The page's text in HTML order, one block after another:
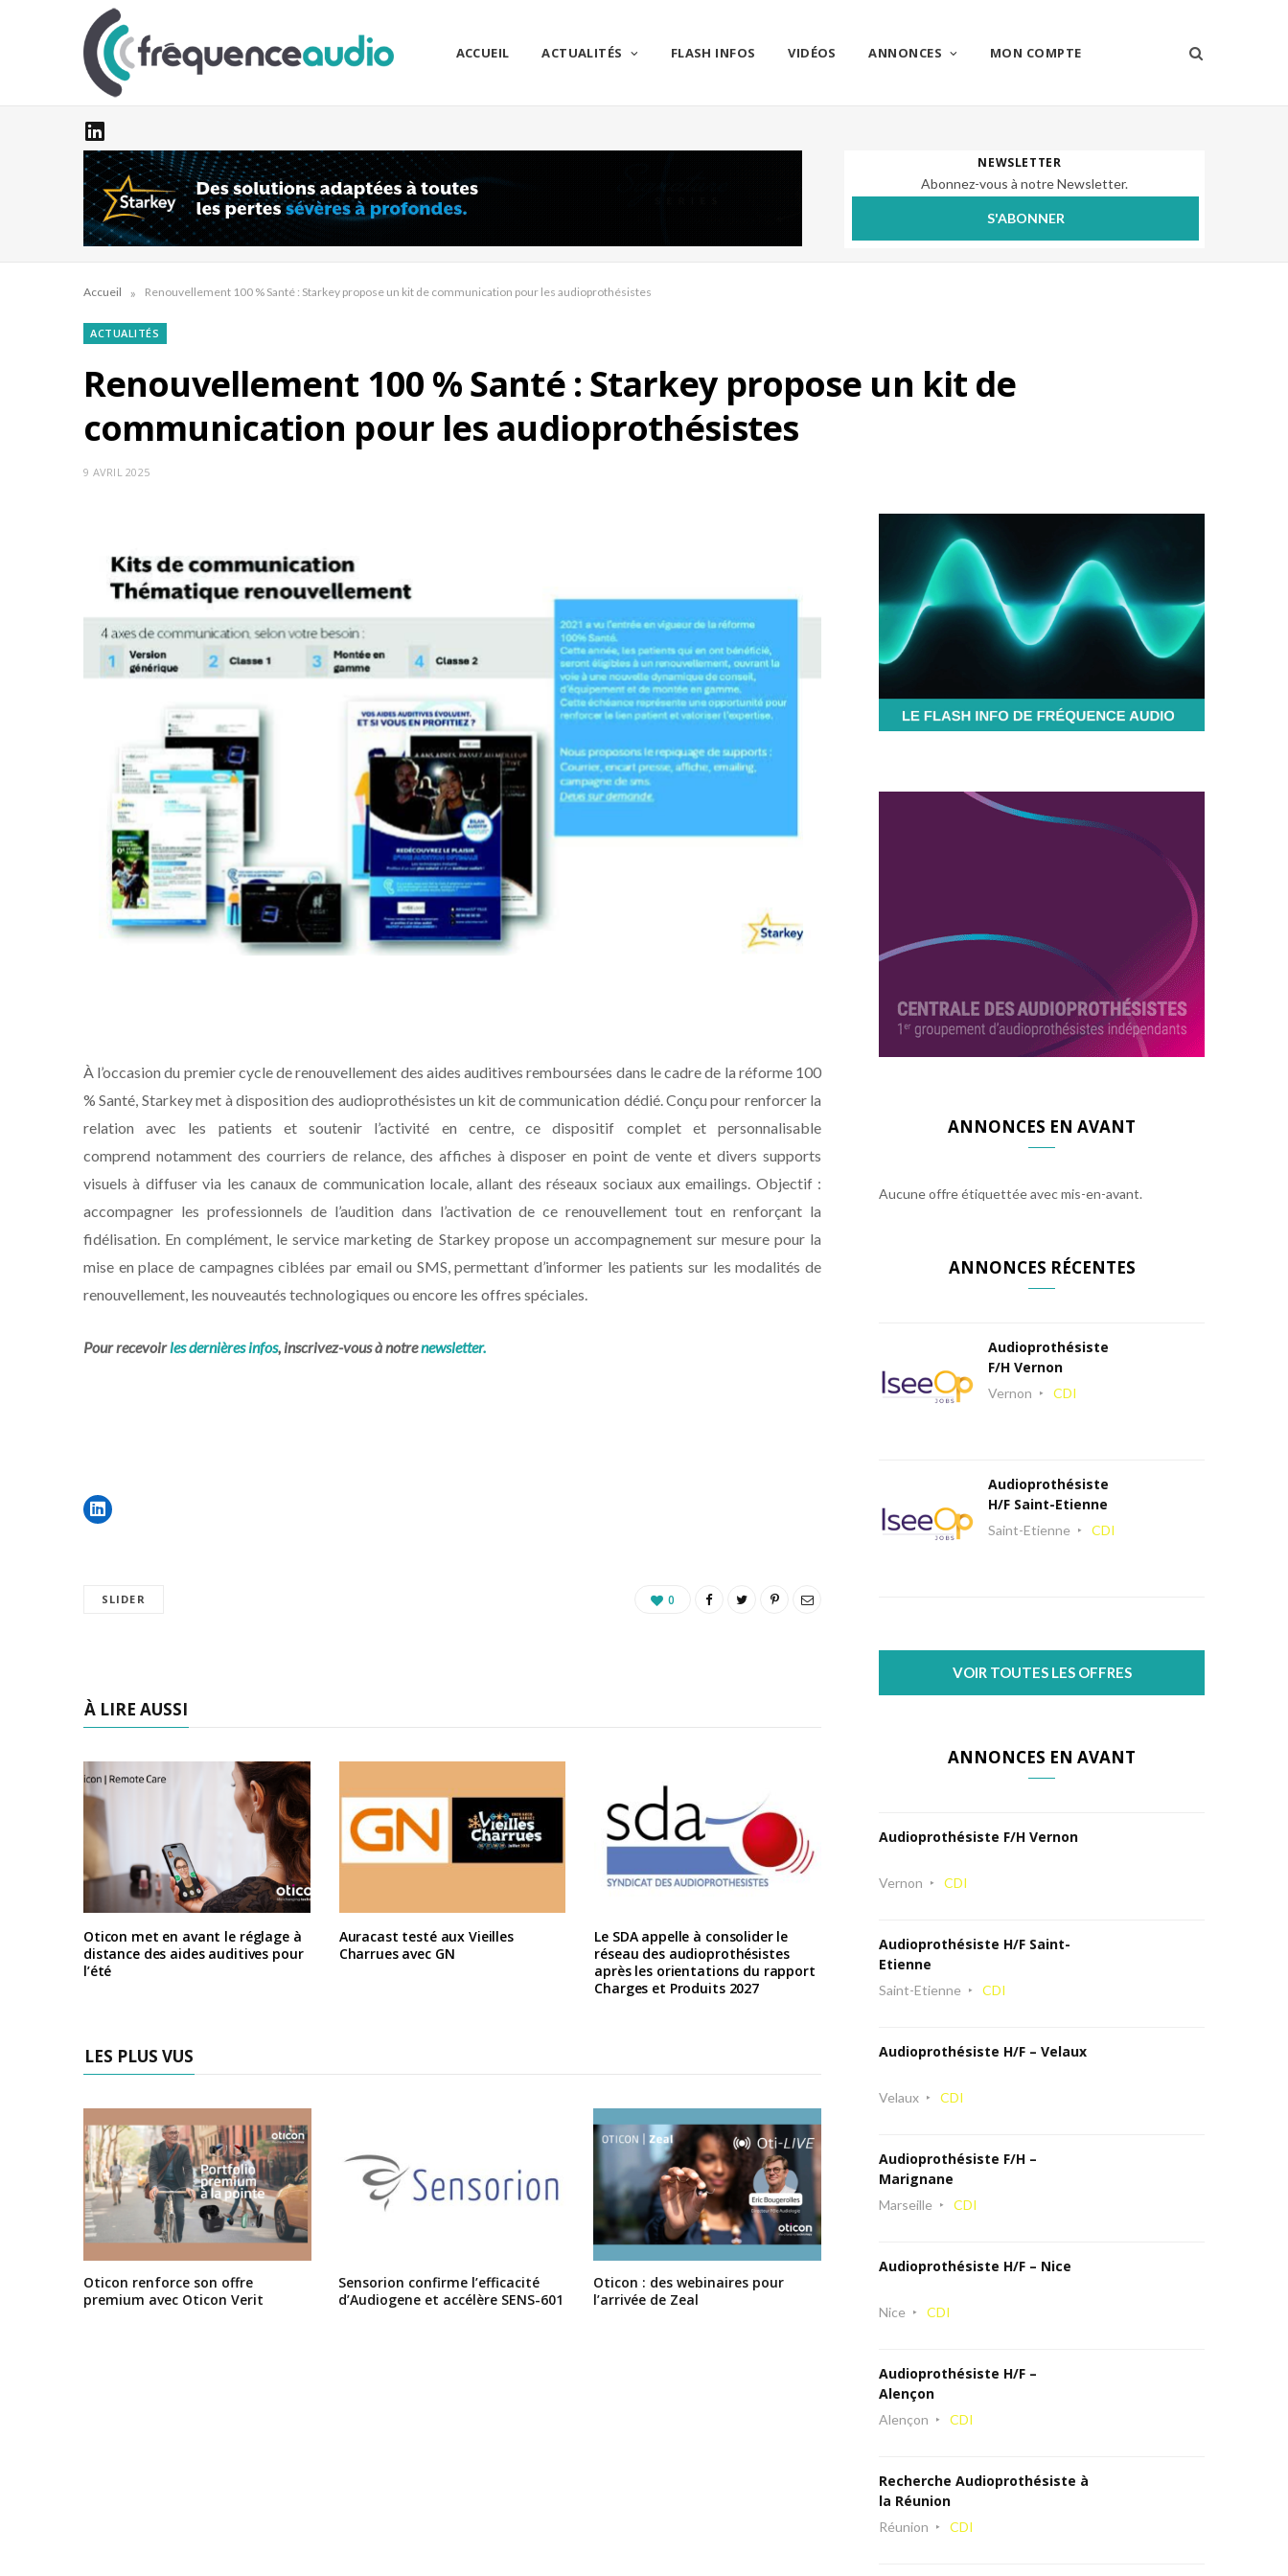
ACCUEIL ACTUALITÉS FLASH INFOS VIDÉOS ANNONCES MON COMPTE
NEWSLETTER
Abonnez-vous à notre Newsletter.
S'ABONNER
Accueil » Renouvellement 100 % Santé : Starkey propose un kit de communication pour les audioprothésistes
ACTUALITÉS
Renouvellement 100 % Santé : Starkey propose un kit de
communication pour les audioprothésistes
9 AVRIL 2025
À l’occasion du premier cycle de renouvellement des aides auditives remboursées dans le cadre de la réforme 100
% Santé, Starkey met à disposition des audioprothésistes un kit de communication dédié. Conçu pour renforcer la
relation avec les patients et soutenir l’activité en centre, ce dispositif complet et personnalisable
comprend notamment des courriers de relance, des affiches à disposer en point de vente et divers supports
visuels à diffuser via les canaux de communication locale, allant des réseaux sociaux aux emailings. Objectif :
accompagner les professionnels de l’audition dans l’activation de ce renouvellement tout en renforçant la
fidélisation. En complément, le service marketing de Starkey propose un accompagnement sur mesure pour la
mise en place de campagnes ciblées par email ou SMS, permettant d’informer les patients sur les modalités de
renouvellement, les nouveautés technologiques ou encore les offres spéciales.
Pour recevoirles dernières infos, inscrivez-vous à notrenewsletter.
SLIDER 0
À LIRE AUSSI
Oticon met en avant le réglage à
distance des aides auditives pour
l’été
Auracast testé aux Vieilles
Charrues avec GN
Le SDA appelle à consolider le
réseau des audioprothésistes
après les orientations du rapport
Charges et Produits 2027
LES PLUS VUS
Oticon renforce son offre
premium avec Oticon Verit
Sensorion confirme l’efficacité
d’Audiogene et accélère SENS-601
Oticon : des webinaires pour
l’arrivée de Zeal
ANNONCES EN AVANT
Aucune offre étiquettée avec mis-en-avant.
ANNONCES RÉCENTES
Audioprothésiste
F/H Vernon
Vernon CDI
Audioprothésiste
H/F Saint-Etienne
Saint-Etienne CDI
VOIR TOUTES LES OFFRES
ANNONCES EN AVANT
Audioprothésiste F/H Vernon
Vernon CDI
Audioprothésiste H/F Saint-
Etienne
Saint-Etienne CDI
Audioprothésiste H/F – Velaux
Velaux CDI
Audioprothésiste F/H –
Marignane
Marseille CDI
Audioprothésiste H/F – Nice
Nice CDI
Audioprothésiste H/F –
Alençon
Alençon CDI
Recherche Audioprothésiste à
la Réunion
Réunion CDI